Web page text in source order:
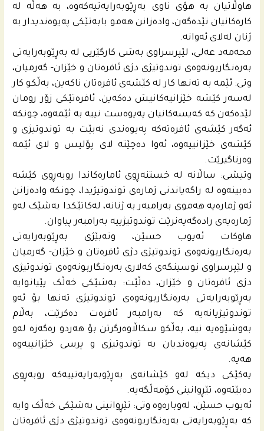
هاوڵاتیان به‌ هۆی ناوى به‌ڕێوبه‌رایه‌تیه‌كه‌وه‌، به‌ هه‌ڵه‌ له‌
كاره‌كانیان تێده‌گه‌ن، واده‌زانن هه‌مو بابه‌تێكى په‌یوه‌ندیدار به‌
ژنان له‌لای ئه‌وانه‌.
محه‌مه‌د عه‌لی، لێپرسراوی بەشی کارگێریی لە بەڕێوبەرایەتی
بەرەنگاربونەوەی توندوتیژی دژی ئافرەتان و خێزان- گەرمیان،
وتى: ئێمه‌ بە تەنها کار لە کێشەی ئافرەتان ناکەین، بەڵکو کار
لەسه‌ر کێشە خێزانیەکانیش دەکەین، ئافرەتێکی زۆر رومان
لێدەکەن كه‌ كه‌یسه‌كانیان په‌یوه‌ست نییه‌ به‌ ئێمه‌وه‌، چونكه‌
ئه‌گه‌ر كێشه‌ی ئافره‌ته‌كه‌ په‌یوه‌ندی نه‌بێت به‌ توندوتیژی و
كێشه‌ى خێزانییه‌وه‌، ئه‌وا ده‌چێته‌ لای پۆلیس و لای ئێمه‌
وه‌رناگیرێت.
وتیشی: ساڵانە لە خستنەڕوی ئامارەکاندا روبەڕوی کێشە
دەبینەوە لە راگه‌یاندنى ژمارەی توندوتیژیدا، چونكه‌ واده‌زانن
ئەو ژمارەیە هەموی بەرامبەر بە ژنانه‌، له‌كاتێكدا بەشێک لەو
ژمارەیەی رادەگەیەنرێت توندوتیژییە بەرامبەر پیاوان.
هاوکات ئەیوب حسێن، وتەبێژی بەڕێوبەرایەتی
بەرەنگاربونەوەی توندوتیژی دژی ئافرەتان و خێزان- گەرمیان
و لێپرسراوی نوسینگەی كه‌لاری بەرەنگاربونەوەی توندوتیژی
دژی ئافرەتان و خێزان، دەڵێت: بەشێکی خەڵک پێیانوایە
بەڕێوبەرایەتی بەرەنگاربونەوەی توندوتیژی تەنها بۆ ئەو
توندوتیژیانەیە کە بەرامبەر ئافرەت دەکرێت، به‌ڵام
بەوشێوەیە نیە، بەڵکو سکاڵاوەرگرتن بۆ هەردو رەگەزە له‌و
كێشانه‌ى په‌یوه‌ندیان به‌ توندوتیژی و پرسی خێزانییه‌وه‌
هه‌یه‌.
یه‌كێكى دیكه‌ له‌و كێشانه‌ى به‌ڕێوبه‌را‌یەتییه‌كه‌ روبه‌ڕوى
ده‌بێته‌وه‌، تێڕوانینی كۆمه‌ڵگه‌یه‌.
ئه‌یوب حسێن، له‌وباره‌وه‌ وتی: تێڕوانینی بەشێکی خەڵک وایە
کە بەڕێوبەرایەتی بەرەنگاربونەوەی توندوتیژی دژی ئافرەتان